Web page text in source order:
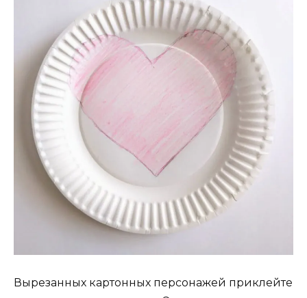
Вырезанных картонных персонажей приклейте